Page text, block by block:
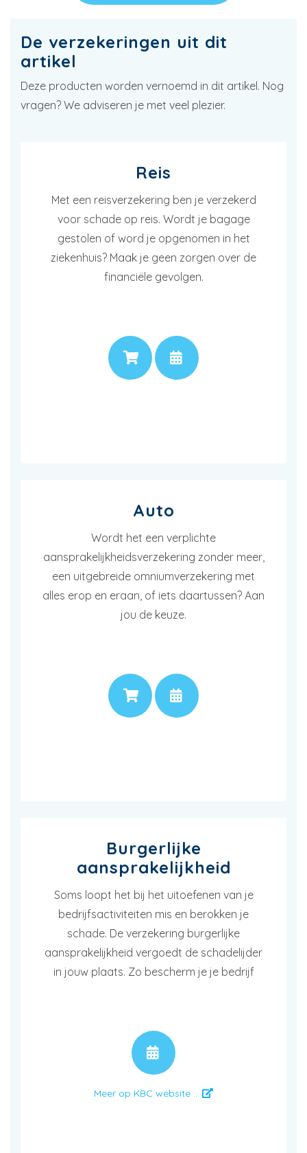
De verzekeringen uit dit
artikel
Deze producten worden vernoemd in dit artikel. Nog
vragen? We adviseren je met veel plezier.
Reis
Met een reisverzekering ben je verzekerd
voor schade op reis. Wordt je bagage
gestolen of word je opgenomen in het
ziekenhuis? Maak je geen zorgen over de
financiële gevolgen.
PRIJS
Auto
Wordt het een verplichte
aansprakelijkheidsverzekering zonder meer,
een uitgebreide omniumverzekering met
alles erop en eraan, of iets daartussen? Aan
jou de keuze.
PRIJS
Burgerlijke
aansprakelijkheid
Soms loopt het bij het uitoefenen van je
bedrijfsactiviteiten mis en berokken je
schade. De verzekering burgerlijke
aansprakelijkheid vergoedt de schadelijder
in jouw plaats. Zo bescherm je je bedrijf
Meer op KBC website ...